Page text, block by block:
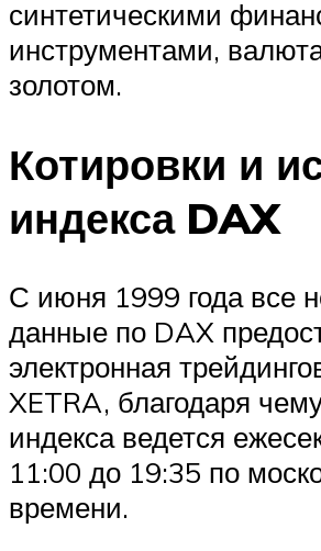
синтетическими
инструментами,
золотом.
Котировки и
индекса DAX
С июня 1999 года все
данные по DAX
электронная
XETRA, благодаря
индекса ведется
11:00 до 19:35 по
времени.